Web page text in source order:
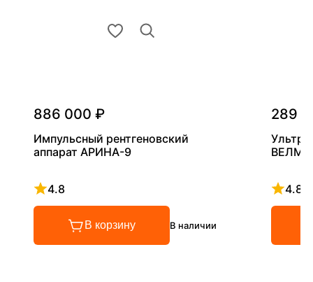
886 000 ₽
Импульсный рентгеновский
аппарат АРИНА-9
4.8
Рейтинг 4.8 из 5
В корзину В наличии
289
4.8